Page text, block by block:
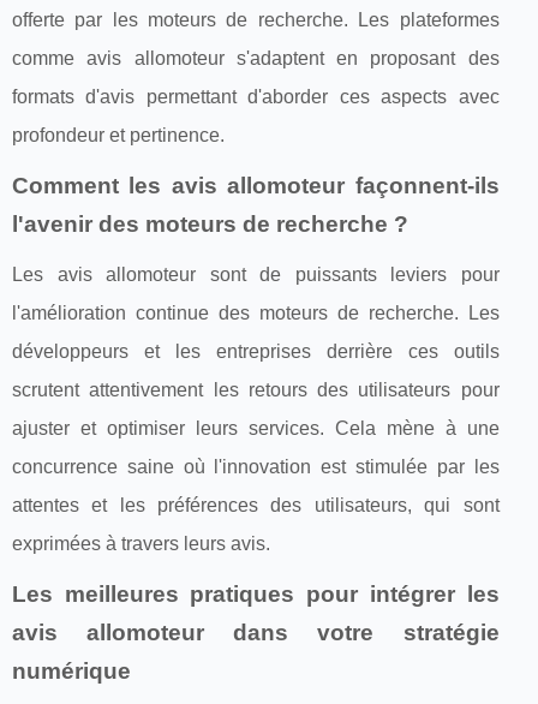
offerte par les moteurs de recherche. Les plateformes
comme avis allomoteur s'adaptent en proposant des
formats d'avis permettant d'aborder ces aspects avec
profondeur et pertinence.
Comment les avis allomoteur façonnent-ils
l'avenir des moteurs de recherche ?
Les avis allomoteur sont de puissants leviers pour
l'amélioration continue des moteurs de recherche. Les
développeurs et les entreprises derrière ces outils
scrutent attentivement les retours des utilisateurs pour
ajuster et optimiser leurs services. Cela mène à une
concurrence saine où l'innovation est stimulée par les
attentes et les préférences des utilisateurs, qui sont
exprimées à travers leurs avis.
Les meilleures pratiques pour intégrer les
avis allomoteur dans votre stratégie
numérique